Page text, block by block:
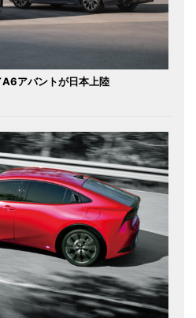
アバントが日本上陸